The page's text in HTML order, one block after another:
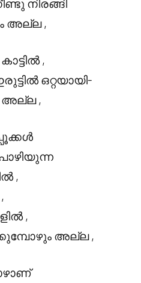
നിരങ്ങി
അല്ല ,
,
ഒറ്റയായി-
അല്ല ,
,
,
അല്ല ,